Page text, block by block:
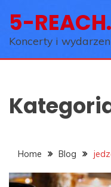
content
5-
Koncerty i
Home Blog